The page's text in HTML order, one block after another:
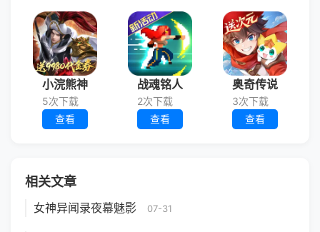
小浣熊神
5次下载
查看
战魂铭人
2次下载
查看
奥奇传说
3次下载
查看
相关文章
女神异闻录夜幕魅影 07-31